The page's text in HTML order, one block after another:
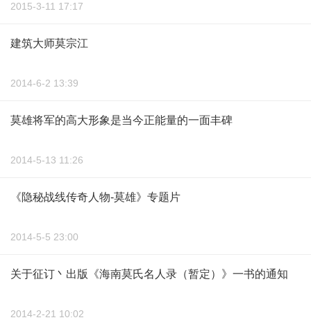
2015-3-11 17:17
建筑大师莫宗江
2014-6-2 13:39
莫雄将军的高大形象是当今正能量的一面丰碑
2014-5-13 11:26
《隐秘战线传奇人物-莫雄》专题片
2014-5-5 23:00
关于征订丶出版《海南莫氏名人录（暂定）》一书的通知
2014-2-21 10:02